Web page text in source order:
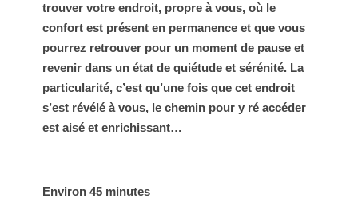
trouver votre endroit, propre à vous, où le
confort est présent en permanence et que vous
pourrez retrouver pour un moment de pause et
revenir dans un état de quiétude et sérénité. La
particularité, c’est qu’une fois que cet endroit
s’est révélé à vous, le chemin pour y ré accéder
est aisé et enrichissant…
Environ 45 minutes